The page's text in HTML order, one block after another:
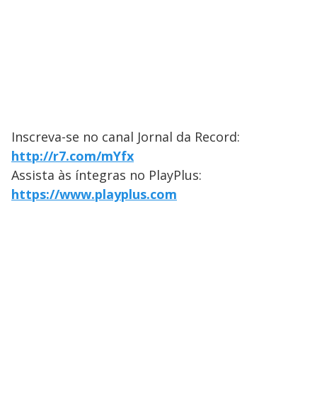
Inscreva-se no canal Jornal da Record:
http://r7.com/mYfx
Assista às íntegras no PlayPlus:
https://www.playplus.com